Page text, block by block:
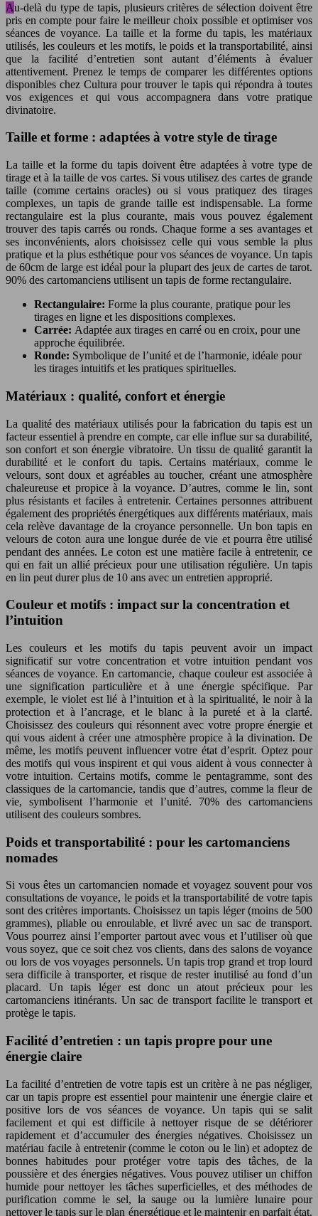
Au-delà du type de tapis, plusieurs critères de sélection doivent être
pris en compte pour faire le meilleur choix possible et optimiser vos
séances de voyance. La taille et la forme du tapis, les matériaux
utilisés, les couleurs et les motifs, le poids et la transportabilité, ainsi
que la facilité d’entretien sont autant d’éléments à évaluer
attentivement. Prenez le temps de comparer les différentes options
disponibles chez Cultura pour trouver le tapis qui répondra à toutes
vos exigences et qui vous accompagnera dans votre pratique
divinatoire.
Taille et forme : adaptées à votre style de tirage
La taille et la forme du tapis doivent être adaptées à votre type de
tirage et à la taille de vos cartes. Si vous utilisez des cartes de grande
taille (comme certains oracles) ou si vous pratiquez des tirages
complexes, un tapis de grande taille est indispensable. La forme
rectangulaire est la plus courante, mais vous pouvez également
trouver des tapis carrés ou ronds. Chaque forme a ses avantages et
ses inconvénients, alors choisissez celle qui vous semble la plus
pratique et la plus esthétique pour vos séances de voyance. Un tapis
de 60cm de large est idéal pour la plupart des jeux de cartes de tarot.
90% des cartomanciens utilisent un tapis de forme rectangulaire.
Rectangulaire: Forme la plus courante, pratique pour les
tirages en ligne et les dispositions complexes.
Carrée: Adaptée aux tirages en carré ou en croix, pour une
approche équilibrée.
Ronde: Symbolique de l’unité et de l’harmonie, idéale pour
les tirages intuitifs et les pratiques spirituelles.
Matériaux : qualité, confort et énergie
La qualité des matériaux utilisés pour la fabrication du tapis est un
facteur essentiel à prendre en compte, car elle influe sur sa durabilité,
son confort et son énergie vibratoire. Un tissu de qualité garantit la
durabilité et le confort du tapis. Certains matériaux, comme le
velours, sont doux et agréables au toucher, créant une atmosphère
chaleureuse et propice à la voyance. D’autres, comme le lin, sont
plus résistants et faciles à entretenir. Certaines personnes attribuent
également des propriétés énergétiques aux différents matériaux, mais
cela relève davantage de la croyance personnelle. Un bon tapis en
velours de coton aura une longue durée de vie et pourra être utilisé
pendant des années. Le coton est une matière facile à entretenir, ce
qui en fait un allié précieux pour une utilisation régulière. Un tapis
en lin peut durer plus de 10 ans avec un entretien approprié.
Couleur et motifs : impact sur la concentration et
l’intuition
Les couleurs et les motifs du tapis peuvent avoir un impact
significatif sur votre concentration et votre intuition pendant vos
séances de voyance. En cartomancie, chaque couleur est associée à
une signification particulière et à une énergie spécifique. Par
exemple, le violet est lié à l’intuition et à la spiritualité, le noir à la
protection et à l’ancrage, et le blanc à la pureté et à la clarté.
Choisissez des couleurs qui résonnent avec votre propre énergie et
qui vous aident à créer une atmosphère propice à la divination. De
même, les motifs peuvent influencer votre état d’esprit. Optez pour
des motifs qui vous inspirent et qui vous aident à vous connecter à
votre intuition. Certains motifs, comme le pentagramme, sont des
classiques de la cartomancie, tandis que d’autres, comme la fleur de
vie, symbolisent l’harmonie et l’unité. 70% des cartomanciens
utilisent des couleurs sombres.
Poids et transportabilité : pour les cartomanciens
nomades
Si vous êtes un cartomancien nomade et voyagez souvent pour vos
consultations de voyance, le poids et la transportabilité de votre tapis
sont des critères importants. Choisissez un tapis léger (moins de 500
grammes), pliable ou enroulable, et livré avec un sac de transport.
Vous pourrez ainsi l’emporter partout avec vous et l’utiliser où que
vous soyez, que ce soit chez vos clients, dans des salons de voyance
ou lors de vos voyages personnels. Un tapis trop grand et trop lourd
sera difficile à transporter, et risque de rester inutilisé au fond d’un
placard. Un tapis léger est donc un atout précieux pour les
cartomanciens itinérants. Un sac de transport facilite le transport et
protège le tapis.
Facilité d’entretien : un tapis propre pour une
énergie claire
La facilité d’entretien de votre tapis est un critère à ne pas négliger,
car un tapis propre est essentiel pour maintenir une énergie claire et
positive lors de vos séances de voyance. Un tapis qui se salit
facilement et qui est difficile à nettoyer risque de se détériorer
rapidement et d’accumuler des énergies négatives. Choisissez un
matériau facile à entretenir (comme le coton ou le lin) et adoptez de
bonnes habitudes pour protéger votre tapis des tâches, de la
poussière et des énergies négatives. Vous pouvez utiliser un chiffon
humide pour nettoyer les tâches superficielles, et des méthodes de
purification comme le sel, la sauge ou la lumière lunaire pour
nettoyer le tapis sur le plan énergétique et le maintenir en parfait état.